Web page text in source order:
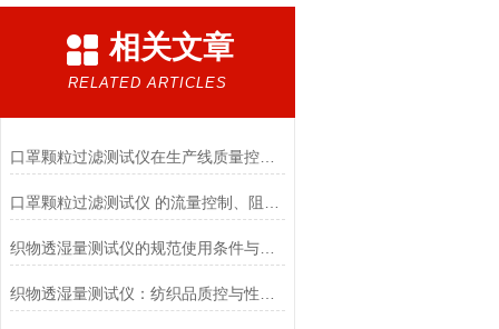
相关文章
RELATED ARTICLES
口罩颗粒过滤测试仪在生产线质量控制与研发筛选中的实战价值
织物透湿量测试仪的规范使用条件与数据保障前提